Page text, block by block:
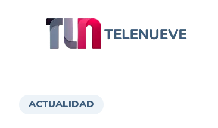
ACTUALIDAD